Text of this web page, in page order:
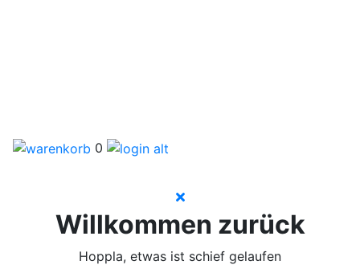
0
Willkommen zurück
Hoppla, etwas ist schief gelaufen